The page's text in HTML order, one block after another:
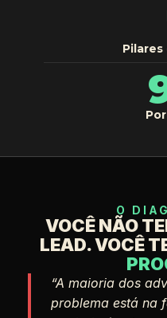
O
VOCÊ NÃO
LEAD. VOCÊ
“A maioria dos
problema está na